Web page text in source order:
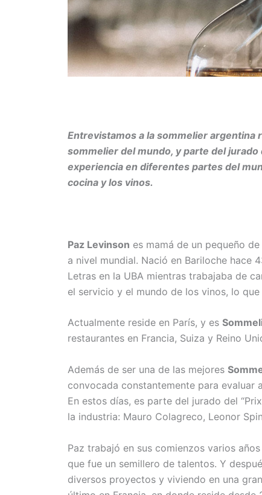
Entrevistamos a la sommelier argentina
sommelier del mundo, y parte del jurado
experiencia en diferentes partes del
cocina y los vinos.
Paz Levinson es mamá de un pequeño
a nivel mundial. Nació en Bariloche hace
Letras en la UBA mientras trabajaba de
el servicio y el mundo de los vinos, lo
Actualmente reside en París, y es
restaurantes en Francia, Suiza y Reino
Además de ser una de las mejores
convocada constantemente para evaluar
En estos días, es parte del jurado del
la industria: Mauro Colagreco, Leonor
Paz trabajó en sus comienzos varios
que fue un semillero de talentos. Y
diversos proyectos y viviendo en una